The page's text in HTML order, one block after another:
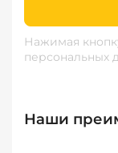
Нажимая
персональных
Наши